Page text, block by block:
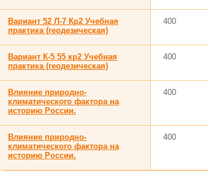
Вариант 52 Л-7 Кр2 Учебная
практика (геодезическая)
400
Вариант К-5 55 кр2 Учебная
практика (геодезическая)
400
Влияние природно-
климатического фактора на
историю России.
400
Влияние природно-
климатического фактора на
историю России.
400